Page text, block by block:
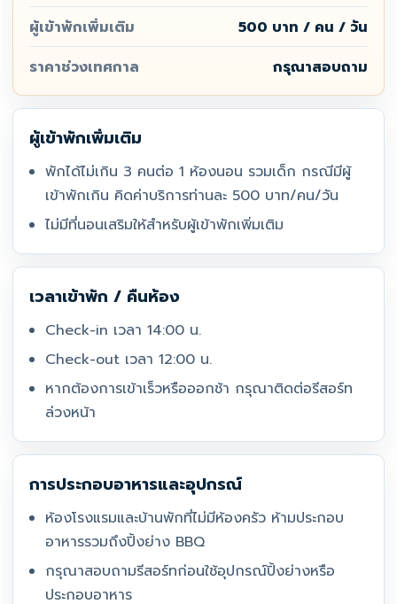
ผู้เข้าพักเพิ่มเติม
500 บาท / คน / วัน
ราคาช่วงเทศกาล
กรุณาสอบถาม
ผู้เข้าพักเพิ่มเติม
พักได้ไม่เกิน 3 คนต่อ 1 ห้องนอน รวมเด็ก กรณีมีผู้
เข้าพักเกิน คิดค่าบริการท่านละ 500 บาท/คน/วัน
ไม่มีที่นอนเสริมให้สำหรับผู้เข้าพักเพิ่มเติม
เวลาเข้าพัก / คืนห้อง
Check-in เวลา 14:00 น.
Check-out เวลา 12:00 น.
หากต้องการเข้าเร็วหรือออกช้า กรุณาติดต่อรีสอร์ท
ล่วงหน้า
การประกอบอาหารและอุปกรณ์
ห้องโรงแรมและบ้านพักที่ไม่มีห้องครัว ห้ามประกอบ
อาหารรวมถึงปิ้งย่าง BBQ
กรุณาสอบถามรีสอร์ทก่อนใช้อุปกรณ์ปิ้งย่างหรือ
ประกอบอาหาร